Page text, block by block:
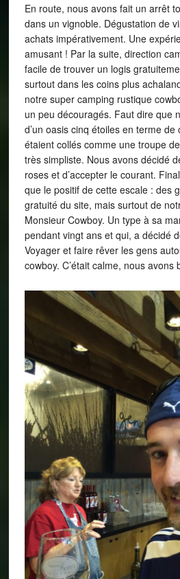
En route, nous avons fait un arrêt
dans un vignoble. Dégustation de
achats impérativement. Une
amusant ! Par la suite, direction
facile de trouver un logis
surtout dans les coins plus
notre super camping rustique
un peu découragés. Faut dire que
d’un oasis cinq étoiles en terme
étaient collés comme une troupe
très simpliste. Nous avons décidé
roses et d’accepter le courant.
que le positif de cette escale : des
gratuité du site, mais surtout de
Monsieur Cowboy. Un type à sa
pendant vingt ans et qui, a décidé
Voyager et faire rêver les gens
cowboy. C’était calme, nous avons